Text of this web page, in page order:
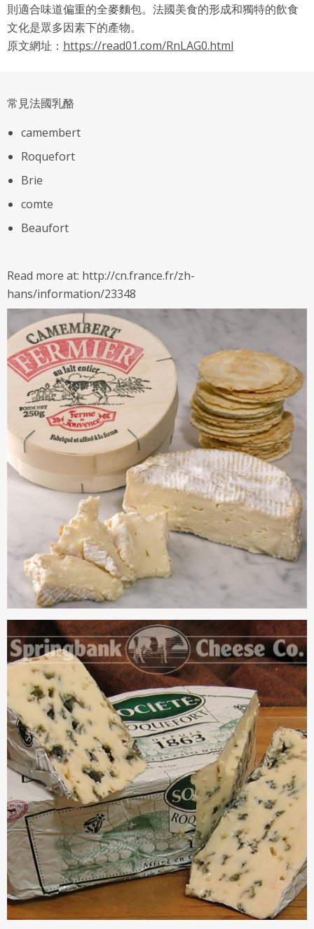
則適合味道偏重的全麥麵包。法國美食的形成和獨特的飲食
文化是眾多因素下的產物。
原文網址： https://read01.com/RnLAG0.html
常見法國乳酪
camembert
Roquefort
Brie
comte
Beaufort
Read more at: http://cn.france.fr/zh-
hans/information/23348